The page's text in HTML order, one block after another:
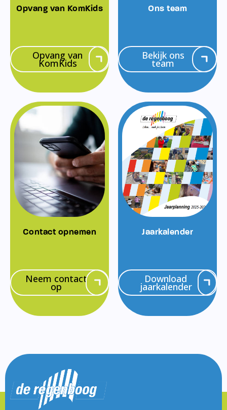
Opvang van KomKids
Opvang van
KomKids
Ons team
Bekijk ons
team
Contact opnemen
Neem contact
op
Jaarkalender
Download
jaarkalender